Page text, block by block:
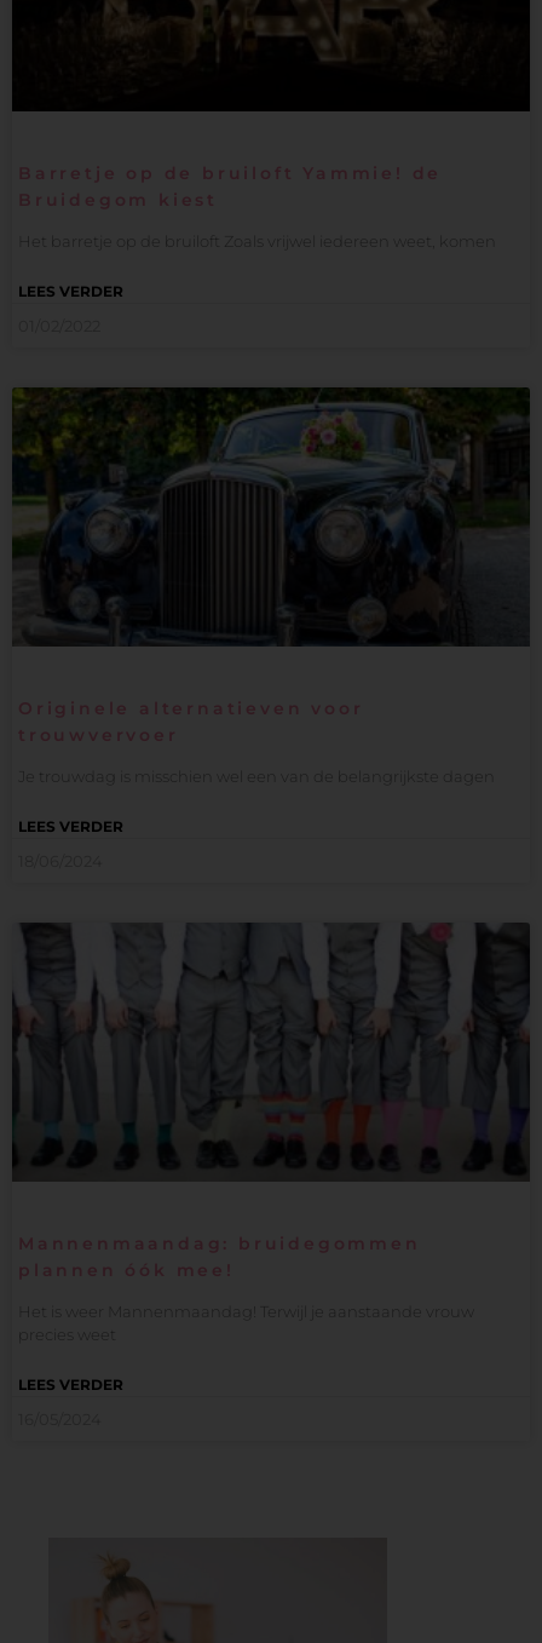
Barretje op de bruiloft Yammie! de
Bruidegom kiest
Het barretje op de bruiloft Zoals vrijwel iedereen weet, komen
LEES VERDER
Originele alternatieven voor
trouwvervoer
Je trouwdag is misschien wel een van de belangrijkste dagen
LEES VERDER
Mannenmaandag: bruidegommen
plannen óók mee!
Het is weer Mannenmaandag! Terwijl je aanstaande vrouw
precies weet
LEES VERDER